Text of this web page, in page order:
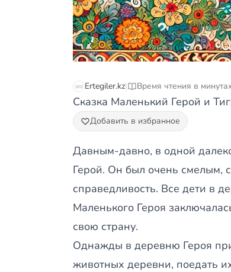
Ertegiler.kz| Время чтения в
Сказка Маленький Герой и
Добавить в избранное
Давным-давно, в одной
Герой. Он был очень смелым,
справедливость. Все дети в
Маленького Героя
свою страну.
Однажды в деревню Героя
животных деревни, поедать